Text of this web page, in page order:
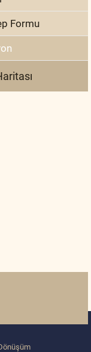
Formu